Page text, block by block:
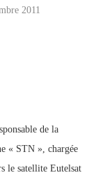
2011
de la
« STN », chargée
le satellite Eutelsat